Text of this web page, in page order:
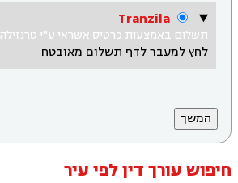
Tranzila
תשלום באמצעות כרטיס אשראי ע"י טרנזילה
לחץ למעבר לדף תשלום מאובטח
חיפוש עורך דין לפי עיר